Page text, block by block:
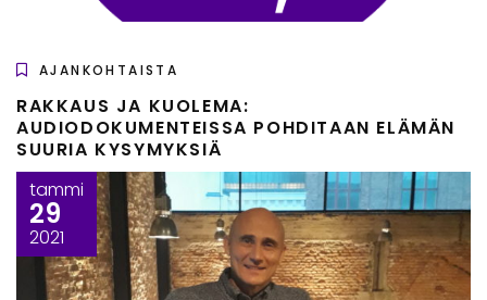
AJANKOHTAISTA
RAKKAUS JA KUOLEMA:
AUDIODOKUMENTEISSA POHDITAAN ELÄMÄN
SUURIA KYSYMYKSIÄ
tammi
29
2021